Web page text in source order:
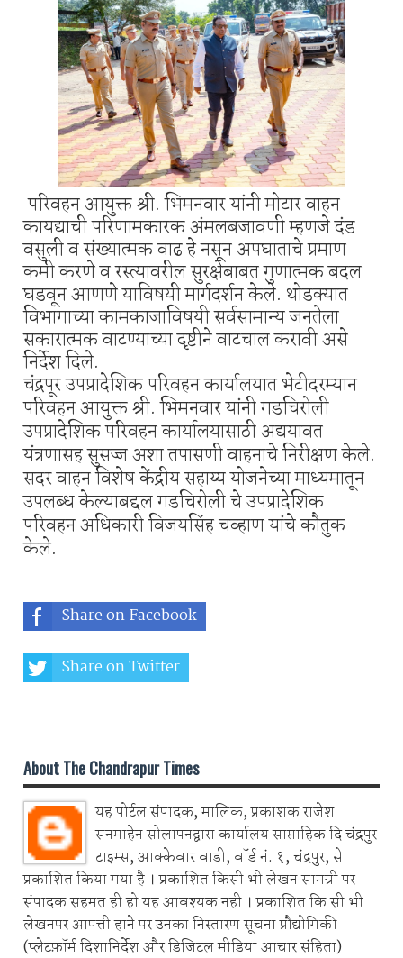
परिवहन आयुक्त श्री. भिमनवार यांनी मोटार वाहन
कायद्याची परिणामकारक अंमलबजावणी म्हणजे दंड
वसुली व संख्यात्मक वाढ हे नसून अपघाताचे प्रमाण
कमी करणे व रस्त्यावरील सुरक्षेबाबत गुणात्मक बदल
घडवून आणणे याविषयी मार्गदर्शन केले. थोडक्यात
विभागाच्या कामकाजाविषयी सर्वसामान्य जनतेला
सकारात्मक वाटण्याच्या दृष्टीने वाटचाल करावी असे
निर्देश दिले.
चंद्रपूर उपप्रादेशिक परिवहन कार्यालयात भेटीदरम्यान
परिवहन आयुक्त श्री. भिमनवार यांनी गडचिरोली
उपप्रादेशिक परिवहन कार्यालयासाठी अद्ययावत
यंत्रणासह सुसज्ज अशा तपासणी वाहनाचे निरीक्षण केले.
सदर वाहन विशेष केंद्रीय सहाय्य योजनेच्या माध्यमातून
उपलब्ध केल्याबद्दल गडचिरोली चे उपप्रादेशिक
परिवहन अधिकारी विजयसिंह चव्हाण यांचे कौतुक
केले.
Share on Facebook
Share on Twitter
About The Chandrapur Times
यह पोर्टल संपादक, मालिक, प्रकाशक राजेश
सनमाहेन सोलापनद्वारा कार्यालय साप्ताहिक दि चंद्रपुर
टाइम्स, आक्केवार वाडी, वॉर्ड नं. १, चंद्रपुर, से
प्रकाशित किया गया है । प्रकाशित किसी भी लेखन सामग्री पर
संपादक सहमत ही हो यह आवश्यक नही । प्रकाशित कि सी भी
लेखनपर आपत्ती हाने पर उनका निस्तारण सूचना प्रौद्योगिकी
(प्लेटफ़ॉर्म दिशानिर्देश और डिजिटल मीडिया आचार संहिता)